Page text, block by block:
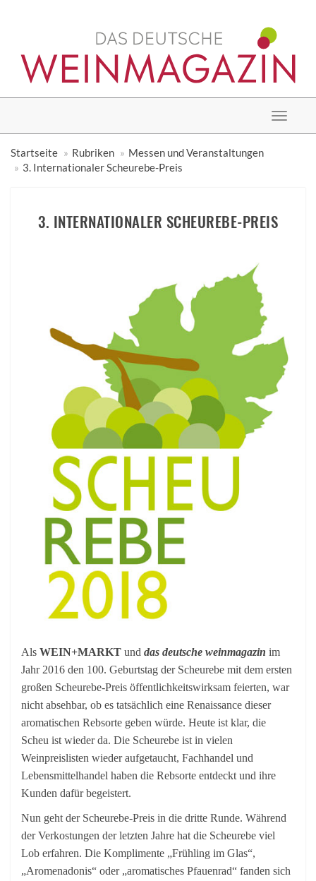
Toggle
Startseite
Rubriken
Messen und Veranstaltungen
3. Internationaler Scheurebe-Preis
3. INTERNATIONALER SCHEUREBE-PREIS
Als WEIN+MARKT und das deutsche weinmagazin im
Jahr 2016 den 100. Geburtstag der Scheurebe mit dem ersten
großen Scheurebe-Preis öffentlichkeitswirksam feierten, war
nicht absehbar, ob es tatsächlich eine Renaissance dieser
aromatischen Rebsorte geben würde. Heute ist klar, die
Scheu ist wieder da. Die Scheurebe ist in vielen
Weinpreislisten wieder aufgetaucht, Fachhandel und
Lebensmittelhandel haben die Rebsorte entdeckt und ihre
Kunden dafür begeistert.
Nun geht der Scheurebe-Preis in die dritte Runde. Während
der Verkostungen der letzten Jahre hat die Scheurebe viel
Lob erfahren. Die Komplimente „Frühling im Glas“,
„Aromenadonis“ oder „aromatisches Pfauenrad“ fanden sich